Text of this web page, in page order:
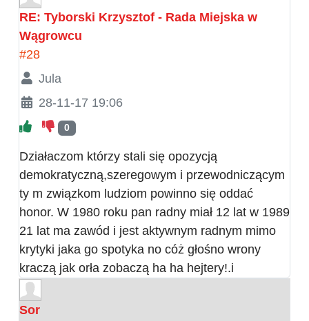
RE: Tyborski Krzysztof - Rada Miejska w
Wągrowcu
#28
Jula
28-11-17 19:06
0
Działaczom którzy stali się opozycją
demokratyczną,szeregowym i przewodniczącym
ty m związkom ludziom powinno się oddać
honor. W 1980 roku pan radny miał 12 lat w 1989
21 lat ma zawód i jest aktywnym radnym mimo
krytyki jaka go spotyka no cóż głośno wrony
kraczą jak orła zobaczą ha ha hejtery!.i
Sor